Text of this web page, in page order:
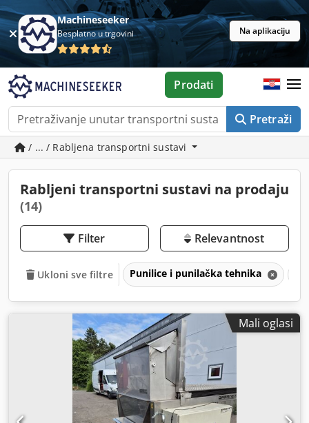
Machineseeker
Besplatno u trgovini Na aplikaciju
Pretraži
Prodati
/ ... / Rabljena transportni sustavi
Rabljeni transportni sustavi na prodaju
(14)
Filter Relevantnost
Ukloni sve filtre Punilice i punilačka tehnika
Mali oglasi